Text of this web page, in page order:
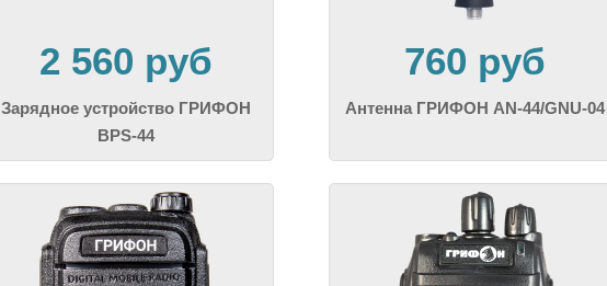
2 560 руб
Зарядное устройство ГРИФОН
BPS-44
760 руб
Антенна ГРИФОН AN-44/GNU-04